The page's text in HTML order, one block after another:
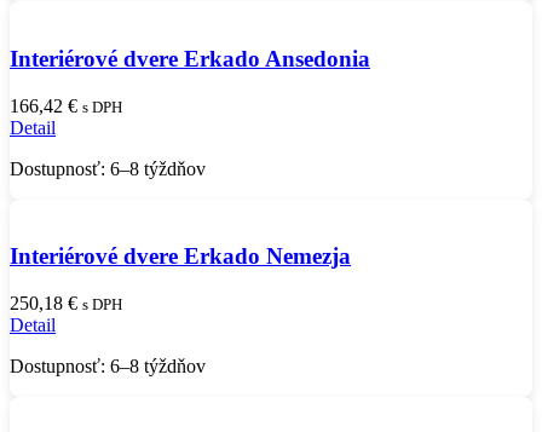
Interiérové dvere Erkado Ansedonia
166,42 € s DPH
Detail
Dostupnosť: 6–8 týždňov
Interiérové dvere Erkado Nemezja
250,18 € s DPH
Detail
Dostupnosť: 6–8 týždňov